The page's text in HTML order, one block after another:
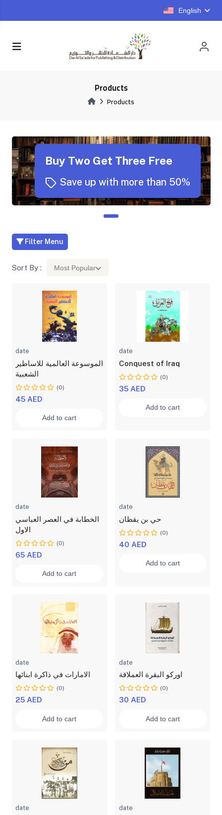
English
Products
Products
Buy Two Get Three Free
Save up with more than 50%
Filter Menu
Sort By : Most Popular
date
الموسوعة العالمية للاساطير
الشعبية
(0)
45 AED
Add to cart
date
Conquest of Iraq
(0)
35 AED
Add to cart
date
الخطابة في العصر العباسي
الاول
(0)
65 AED
Add to cart
date
حي بن يقظان
(0)
40 AED
Add to cart
date
الامارات في ذاكرة ابنائها
(0)
25 AED
Add to cart
date
اوركو البقرة العملاقة
(0)
30 AED
Add to cart
date date